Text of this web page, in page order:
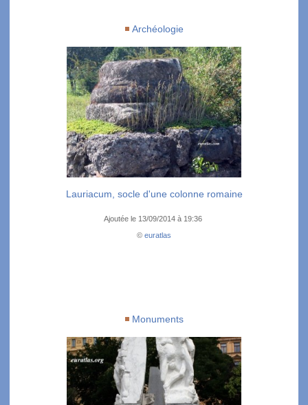
Archéologie
Lauriacum, socle d'une colonne romaine
Ajoutée le 13/09/2014 à 19:36
© euratlas
Monuments